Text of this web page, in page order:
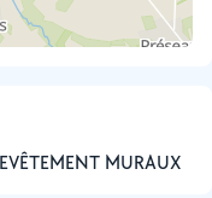
MURAUX